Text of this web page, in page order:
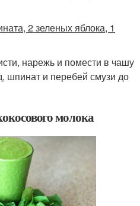
2 зеленых яблока, 1
нарежь и помести в чашу
шпинат и перебей смузи до
молока